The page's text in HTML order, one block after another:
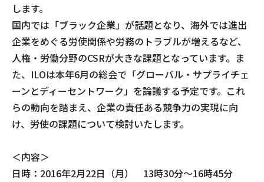
します。
国内では「ブラック企業」が話題となり、海外では進出
企業をめぐる労使関係や労務のトラブルが増えるなど、
人権・労働分野のCSRが大きな課題となっています。ま
た、ILOは本年6月の総会で「グローバル・サプライチェ
ーンとディーセントワーク」を論議する予定です。これ
らの動向を踏まえ、企業の責任ある競争力の実現に向
け、労使の課題について検討いたします。
＜内容＞
日時：2016年2月22日（月） 13時30分～16時45分